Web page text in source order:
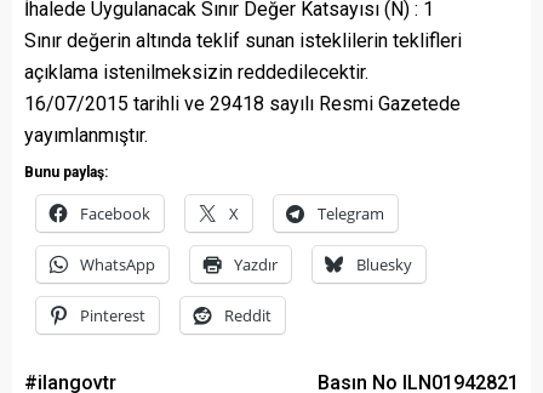
İhalede Uygulanacak Sınır Değer Katsayısı (N) : 1
Sınır değerin altında teklif sunan isteklilerin teklifleri
açıklama istenilmeksizin reddedilecektir.
16/07/2015 tarihli ve 29418 sayılı Resmi Gazetede
yayımlanmıştır.
Bunu paylaş:
Facebook X Telegram
WhatsApp Yazdır Bluesky
Pinterest Reddit
#ilangovtr Basın No ILN01942821